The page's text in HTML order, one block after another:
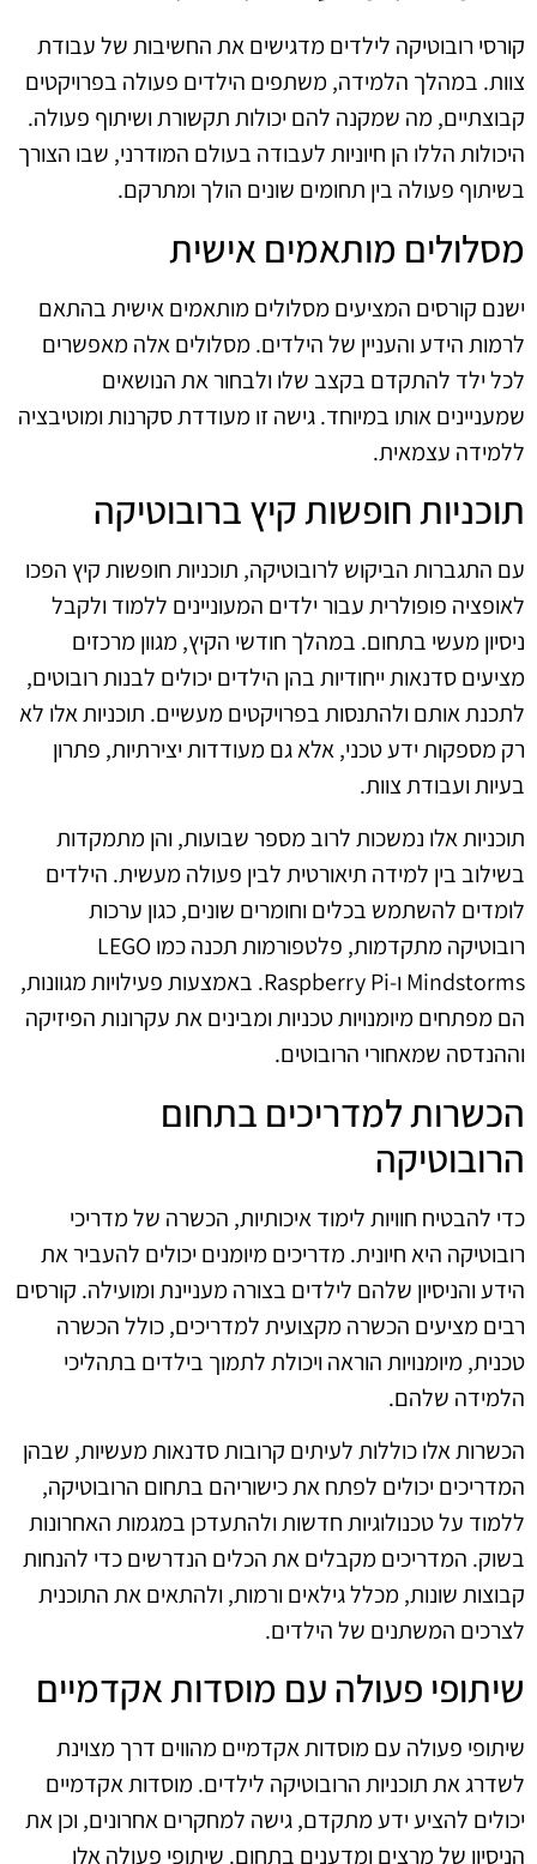
קורסי רובוטיקה לילדים מדגישים את החשיבות של עבודת
צוות. במהלך הלמידה, משתפים הילדים פעולה בפרויקטים
קבוצתיים, מה שמקנה להם יכולות תקשורת ושיתוף פעולה.
היכולות הללו הן חיוניות לעבודה בעולם המודרני, שבו הצורך
בשיתוף פעולה בין תחומים שונים הולך ומתרקם.
מסלולים מותאמים אישית
ישנם קורסים המציעים מסלולים מותאמים אישית בהתאם
לרמות הידע והעניין של הילדים. מסלולים אלה מאפשרים
לכל ילד להתקדם בקצב שלו ולבחור את הנושאים
שמעניינים אותו במיוחד. גישה זו מעודדת סקרנות ומוטיבציה
ללמידה עצמאית.
תוכניות חופשות קיץ ברובוטיקה
עם התגברות הביקוש לרובוטיקה, תוכניות חופשות קיץ הפכו
לאופציה פופולרית עבור ילדים המעוניינים ללמוד ולקבל
ניסיון מעשי בתחום. במהלך חודשי הקיץ, מגוון מרכזים
מציעים סדנאות ייחודיות בהן הילדים יכולים לבנות רובוטים,
לתכנת אותם ולהתנסות בפרויקטים מעשיים. תוכניות אלו לא
רק מספקות ידע טכני, אלא גם מעודדות יצירתיות, פתרון
בעיות ועבודת צוות.
תוכניות אלו נמשכות לרוב מספר שבועות, והן מתמקדות
בשילוב בין למידה תיאורטית לבין פעולה מעשית. הילדים
לומדים להשתמש בכלים וחומרים שונים, כגון ערכות
רובוטיקה מתקדמות, פלטפורמות תכנה כמו LEGO
Mindstorms ו-Raspberry Pi. באמצעות פעילויות מגוונות,
הם מפתחים מיומנויות טכניות ומבינים את עקרונות הפיזיקה
וההנדסה שמאחורי הרובוטים.
הכשרות למדריכים בתחום
הרובוטיקה
כדי להבטיח חוויות לימוד איכותיות, הכשרה של מדריכי
רובוטיקה היא חיונית. מדריכים מיומנים יכולים להעביר את
הידע והניסיון שלהם לילדים בצורה מעניינת ומועילה. קורסים
רבים מציעים הכשרה מקצועית למדריכים, כולל הכשרה
טכנית, מיומנויות הוראה ויכולת לתמוך בילדים בתהליכי
הלמידה שלהם.
הכשרות אלו כוללות לעיתים קרובות סדנאות מעשיות, שבהן
המדריכים יכולים לפתח את כישוריהם בתחום הרובוטיקה,
ללמוד על טכנולוגיות חדשות ולהתעדכן במגמות האחרונות
בשוק. המדריכים מקבלים את הכלים הנדרשים כדי להנחות
קבוצות שונות, מכלל גילאים ורמות, ולהתאים את התוכנית
לצרכים המשתנים של הילדים.
שיתופי פעולה עם מוסדות אקדמיים
שיתופי פעולה עם מוסדות אקדמיים מהווים דרך מצוינת
לשדרג את תוכניות הרובוטיקה לילדים. מוסדות אקדמיים
יכולים להציע ידע מתקדם, גישה למחקרים אחרונים, וכן את
הניסיון של מרצים ומדענים בתחום. שיתופי פעולה אלו